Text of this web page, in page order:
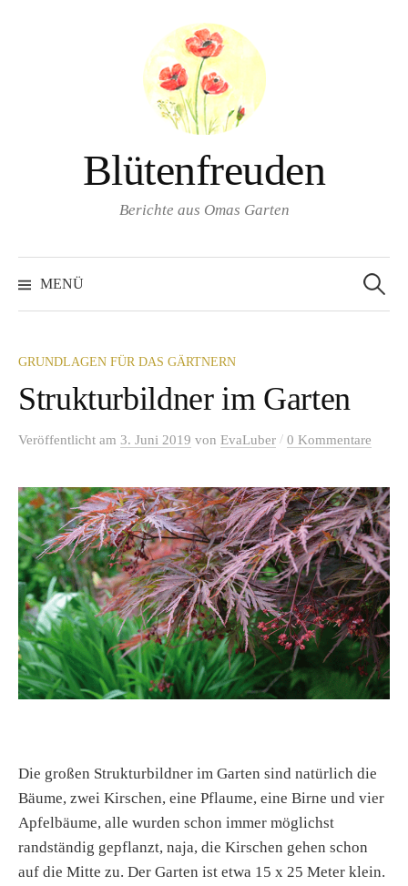
Blütenfreuden
Berichte aus Omas Garten
MENÜ
nach:
GRUNDLAGEN FÜR DAS GÄRTNERN
Strukturbildner im Garten
Veröffentlicht am 3. Juni 2019 von EvaLuber / 0 Kommentare
Die großen Strukturbildner im Garten sind natürlich die
Bäume, zwei Kirschen, eine Pflaume, eine Birne und vier
Apfelbäume, alle wurden schon immer möglichst
randständig gepflanzt, naja, die Kirschen gehen schon
auf die Mitte zu. Der Garten ist etwa 15 x 25 Meter klein.